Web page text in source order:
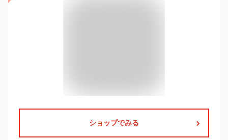
ショップでみる